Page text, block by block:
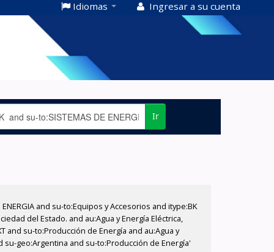
Idiomas Ingresar a su cuenta
Ir
and su-to:Equipos y Accesorios and itype:BK
del Estado. and au:Agua y Energía Eléctrica,
and su-to:Producción de Energía and au:Agua y
su-geo:Argentina and su-to:Producción de Energía'